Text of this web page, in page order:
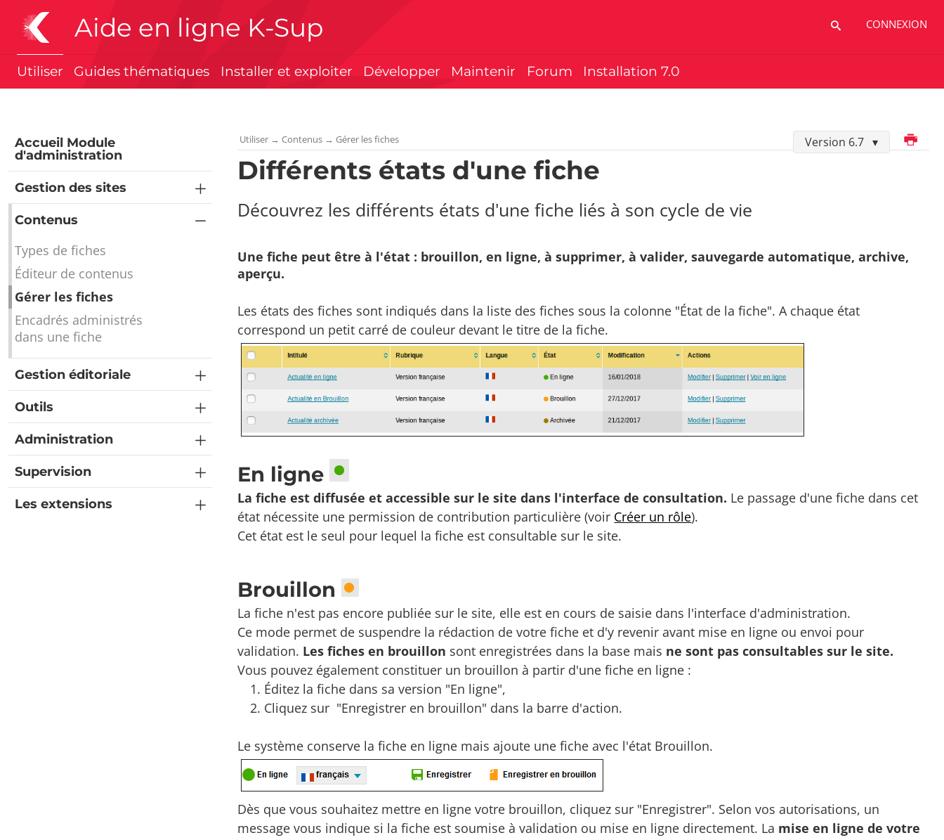
Aide en ligne K-Sup CONNEXION
Utiliser Guides thématiques Installer et exploiter Développer Maintenir Forum Installation 7.0
Accueil Module
d'administration
Gestion des sites
Contenus
Types de fiches
Éditeur de contenus
Gérer les fiches
Encadrés administrés
dans une fiche
Gestion éditoriale
Outils
Administration
Supervision
Les extensions
Version 6.7Imprimer
Utiliser →Contenus →Gérer les fiches
Différents états d'une fiche
Découvrez les différents états d'une fiche liés à son cycle de vie
Une fiche peut être à l'état : brouillon, en ligne, à supprimer, à valider, sauvegarde automatique, archive,
aperçu.
Les états des fiches sont indiqués dans la liste des fiches sous la colonne "État de la fiche". A chaque état
correspond un petit carré de couleur devant le titre de la fiche.
En ligne
La fiche est diffusée et accessible sur le site dans l'interface de consultation. Le passage d'une fiche dans cet
état nécessite une permission de contribution particulière (voir Créer un rôle).
Cet état est le seul pour lequel la fiche est consultable sur le site.
Brouillon
La fiche n'est pas encore publiée sur le site, elle est en cours de saisie dans l'interface d'administration.
Ce mode permet de suspendre la rédaction de votre fiche et d'y revenir avant mise en ligne ou envoi pour
validation. Les fiches en brouillon sont enregistrées dans la base mais ne sont pas consultables sur le site.
Vous pouvez également constituer un brouillon à partir d'une fiche en ligne :
Éditez la fiche dans sa version "En ligne",
Cliquez sur "Enregistrer en brouillon" dans la barre d'action.
Le système conserve la fiche en ligne mais ajoute une fiche avec l'état Brouillon.
Dès que vous souhaitez mettre en ligne votre brouillon, cliquez sur "Enregistrer". Selon vos autorisations, un
message vous indique si la fiche est soumise à validation ou mise en ligne directement. La mise en ligne de votre